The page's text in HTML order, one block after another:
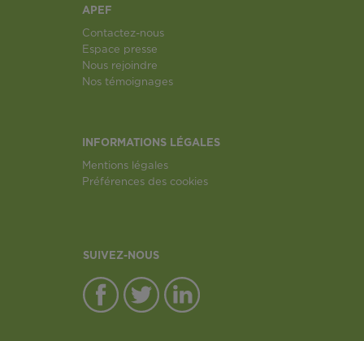
APEF
Contactez-nous
Espace presse
Nous rejoindre
Nos témoignages
INFORMATIONS LÉGALES
Mentions légales
Préférences des cookies
SUIVEZ-NOUS